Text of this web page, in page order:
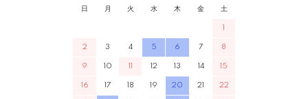
日 月 火 水 木 金 土
1
2 3 4 5 6 7 8
9 10 11 12 13 14 15
16 17 18 19 20 21 22